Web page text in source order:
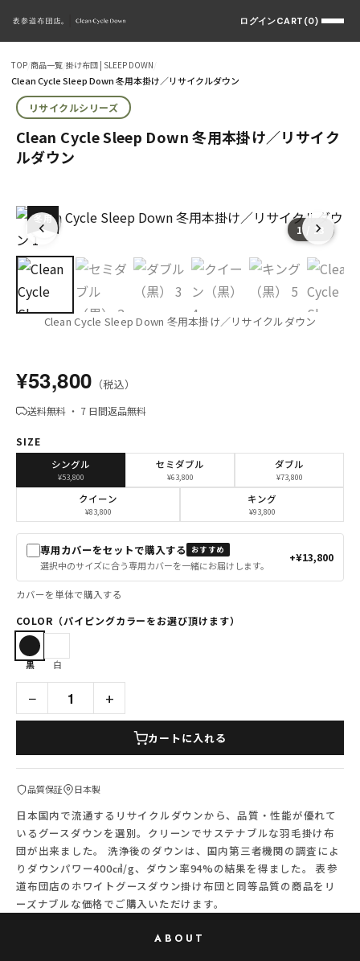
ログインCART(0)
TOP 商品一覧 掛け布団 | SLEEP DOWN
Clean Cycle Sleep Down 冬用本掛け／リサイクルダウン
リサイクルシリーズ
Clean Cycle Sleep Down 冬用本掛け／リサイク
ルダウン
CCD
冬用
1 / 13
Clean Cycle Sleep Down 冬用本掛け／リサイクルダウン
日本国内で流通するリサイクルダウンから、品質・性能が優れて
いるグースダウンを選別。クリーンでサステナブルな羽毛掛け布
団が出来ました。 洗浄後のダウンは、国内第三者機関の調査によ
りダウンパワー400㎤/g、ダウン率94%の結果を得ました。 表参
道布団店のホワイトグースダウン掛け布団と同等品質の商品をリ
ーズナブルな価格でご購入いただけます。
¥53,800 （税込）
送料無料 ・ 7 日間返品無料
SIZE
シングル
¥53,800
セミダブル
¥63,800
ダブル
¥73,800
クイーン
¥83,800
キング
¥93,800
専用カバーをセットで購入する おすすめ
選択中のサイズに合う専用カバーを一緒にお届けします。
+¥13,800
カバーを単体で購入する
COLOR（パイピングカラーをお選び頂けます）
黒 白
− +
カートに入れる
品質保証 日本製
ABOUT